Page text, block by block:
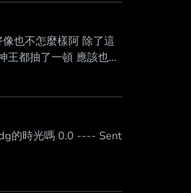
也不怎麼樣阿 除了這
王都抽了一頓 應該也能
on my Samsung SM-
的時光嗎 0.0 ---- Sent